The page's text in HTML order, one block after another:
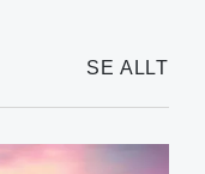
SE ALLT